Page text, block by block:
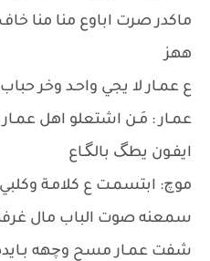
ماكدر صرت اباوع منا منا
ههز
ع عمـار لا يجي واحـد وخر حباب
عمـار : مَـن اشتعلو اهل عمـار
ايفـون يطگ بالگـاع
موچ: ابتسمـت ع كلامـة وكلبي
سمعنه صوت الباب مال
شفت عمـار مسح وچهه